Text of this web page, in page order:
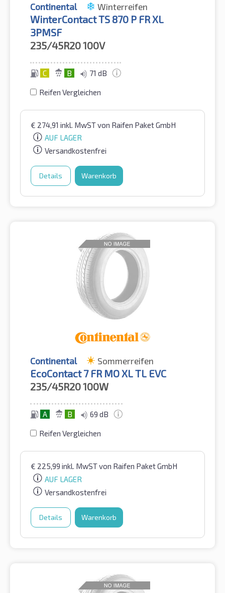
Continental Winterreifen
WinterContact TS 870 P FR XL
3PMSF
235/45R20100V
C B 71 dB
Reifen Vergleichen
€ 274,91 inkl. MwSTvon Raifen Paket GmbH
AUF LAGER
Versandkostenfrei
Details Warenkorb
Continental Sommerreifen
EcoContact 7 FR MO XL TL EVC
235/45R20100W
A B 69 dB
Reifen Vergleichen
€ 225,99 inkl. MwSTvon Raifen Paket GmbH
AUF LAGER
Versandkostenfrei
Details Warenkorb